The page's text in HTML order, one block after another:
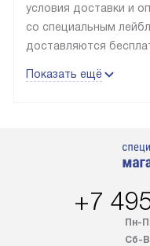
условия доставки и
со специальным
доставляются
до подъезда, выезд
в течение трех дней.
регионы
100% предоплаты
Показать ещё
+7
Пн-
Сб-